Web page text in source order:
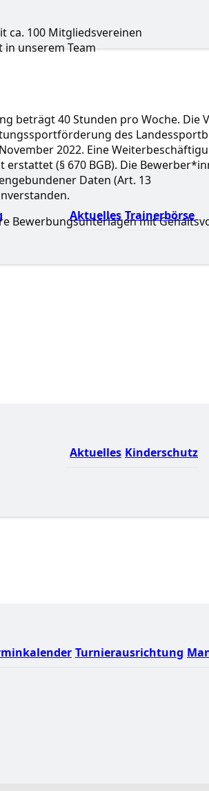
Aktuelles Trainerbörse
Aktuelles Kinderschutz
Turnierausrichtung
ca. 100 Mitgliedsvereinen
unserem Team
beträgt 40 Stunden pro Woche.
des
2022. Eine
(§ 670 BGB). Die
Daten (Art. 13
Bewerbungsunterlagen mit